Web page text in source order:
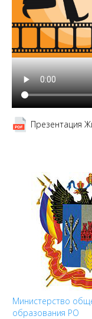
Презентация
Министерство
образования РО